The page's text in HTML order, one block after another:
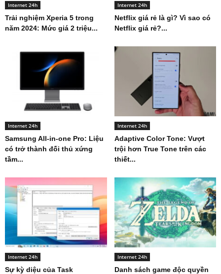
Internet 24h
Trải nghiệm Xperia 5 trong
năm 2024: Mức giá 2 triệu...
Internet 24h
Netflix giá rẻ là gì? Vì sao có
Netflix giá rẻ?...
Internet 24h
Samsung All-in-one Pro: Liệu
có trở thành đối thủ xứng
tầm...
Internet 24h
Adaptive Color Tone: Vượt
trội hơn True Tone trên các
thiết...
Internet 24h
Sự kỳ diệu của Task
Internet 24h
Danh sách game độc quyền